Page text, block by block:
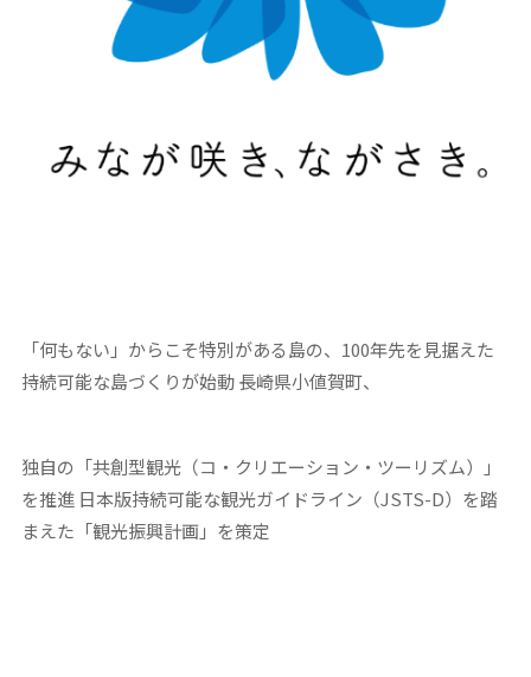
「何もない」からこそ特別がある島の、100年先を見据えた
持続可能な島づくりが始動長崎県小値賀町、
独自の「共創型観光（コ・クリエーション・ツーリズム）」
を推進日本版持続可能な観光ガイドライン（JSTS-D）を踏
まえた「観光振興計画」を策定